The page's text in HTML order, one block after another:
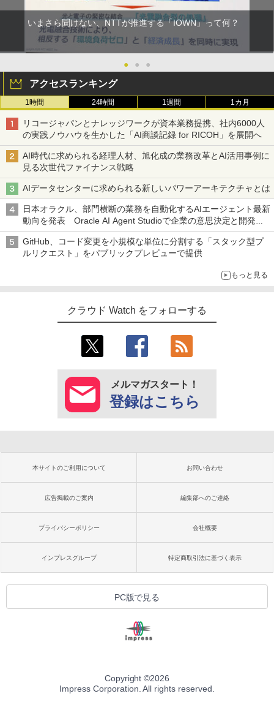
いまさら聞けない、NTTが推進する「IOWN」って何？
● ● ●
アクセスランキング
1時間 24時間 1週間 1カ月
リコージャパンとナレッジワークが資本業務提携、社内6000人
の実践ノウハウを生かした「AI商談記録 for RICOH」を展開へ
AI時代に求められる経理人材、旭化成の業務改革とAI活用事例に
見る次世代ファイナンス戦略
AIデータセンターに求められる新しいパワーアーキテクチャとは
日本オラクル、部門横断の業務を自動化するAIエージェント最新
動向を発表 Oracle AI Agent Studioで企業の意思決定と開発を
加速
GitHub、コード変更を小規模な単位に分割する「スタック型プ
ルリクエスト」をパブリックプレビューで提供
もっと見る
クラウド Watch をフォローする
メルマガスタート！
登録はこちら
本サイトのご利用について お問い合わせ
広告掲載のご案内 編集部へのご連絡
プライバシーポリシー 会社概要
インプレスグループ 特定商取引法に基づく表示
PC版で見る
Copyright ©2026
Impress Corporation. All rights reserved.